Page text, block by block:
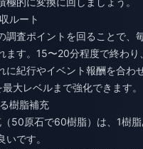
ルート
調査ポイントを回ることで、
ます。15〜20分程度で終わり
に紀行やイベント報酬を合わ
大レベルまで強化できます。
樹脂補充
（50原石で60樹脂）は、1樹
いです。